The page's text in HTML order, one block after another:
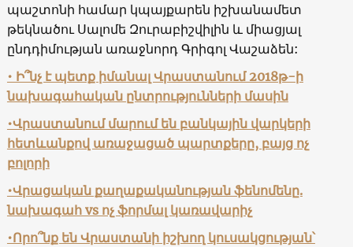
պաշտոնի համար կպայքարեն իշխանամետ
թեկնածու Սալոմե Զուրաբիշվիլին և միացյալ
ընդդիմության առաջնորդ Գրիգոլ Վաշաձեն:
• Ի՞նչ է պետք իմանալ Վրաստանում 2018թ-ի
նախագահական ընտրությունների մասին
•Վրաստանում մարում են բանկային վարկերի
հետևանքով առաջացած պարտքերը, բայց ոչ
բոլորի
•Վրացական քաղաքականության ֆենոմենը.
նախագահ vs ոչ ֆորմալ կառավարիչ
•Որո՞նք են Վրաստանի իշխող կուսակցության՝